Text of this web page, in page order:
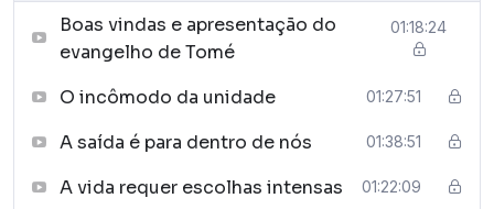
Boas vindas e apresentação do
evangelho de Tomé
01:18:24
O incômodo da unidade 01:27:51
A saída é para dentro de nós 01:38:51
A vida requer escolhas intensas 01:22:09